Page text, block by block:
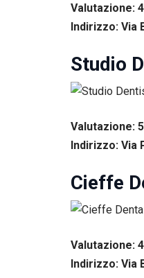
Valutazione:
Indirizzo: Via
Studio
Valutazione:
Indirizzo: Via
Cieffe
Valutazione:
Indirizzo: Via
necessari per il
Statistiche
consentirci
funzionalità